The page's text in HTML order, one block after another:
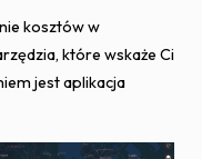
kosztów w
które wskaże Ci
jest aplikacja